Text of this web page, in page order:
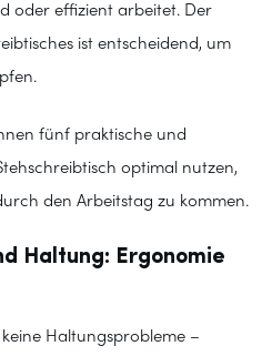
oder effizient arbeitet. Der
ist entscheidend, um
fünf praktische und
optimal nutzen,
den Arbeitstag zu kommen.
Haltung: Ergonomie
Haltungsprobleme –